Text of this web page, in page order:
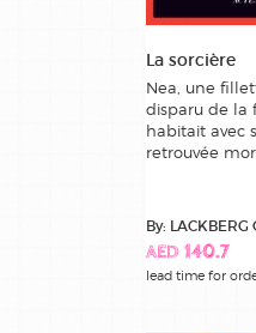
La sorcière
Nea, une
disparu de la
habitait avec
retrouvée
By: LACKBERG
AED 140.7
lead time for